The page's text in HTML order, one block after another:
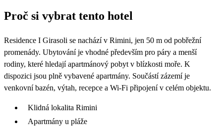
28 29 30
Proč si vybrat tento hotel
Residence I Girasoli se nachází v Rimini, jen 50 m od pobřežní
promenády. Ubytování je vhodné především pro páry a menší
rodiny, které hledají apartmánový pobyt v blízkosti moře. K
dispozici jsou plně vybavené apartmány. Součástí zázemí je
venkovní bazén, výtah, recepce a Wi-Fi připojení v celém objektu.
Klidná lokalita Rimini
Apartmány u pláže